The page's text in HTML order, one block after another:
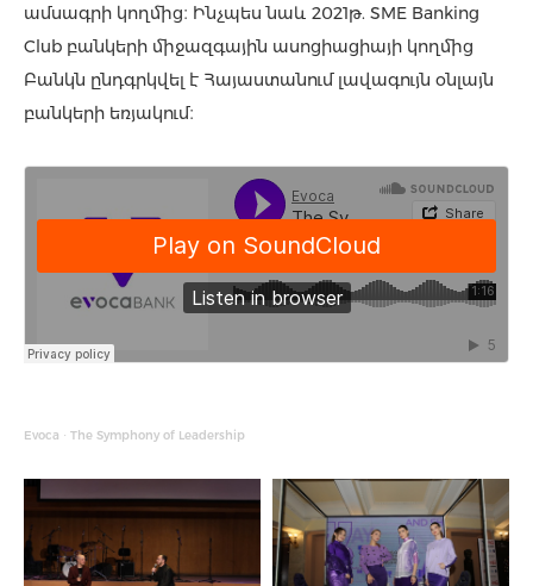
ամսագրի կողմից։ Ինչպես նաև 2021թ. SME Banking
Club բանկերի միջազգային ասոցիացիայի կողմից
Բանկն ընդգրկվել է Հայաստանում լավագույն օնլայն
բանկերի եռյակում։
Evoca · The Symphony of Leadership